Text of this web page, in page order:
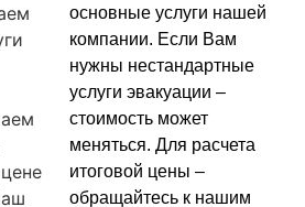
основные услуги нашей
компании. Если Вам
нужны нестандартные
услуги эвакуации –
стоимость может
меняться. Для расчета
итоговой цены –
обращайтесь к нашим